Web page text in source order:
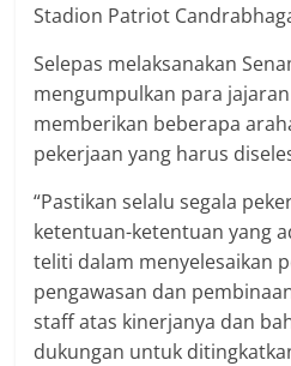
Stadion Patriot
Selepas melaksanakan
mengumpulkan para
memberikan beberapa
pekerjaan yang harus
“Pastikan selalu segala
ketentuan-ketentuan yang
teliti dalam menyelesaikan
pengawasan dan
staff atas kinerjanya dan
dukungan untuk